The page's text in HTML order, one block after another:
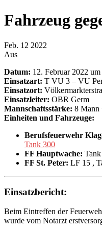
Fahrzeug
Feb. 12 2022
Aus
Datum: 12. Februar 2022
Einsatzart: T VU 3 – VU
Einsatzort:
Einsatzleiter: OBR Germ
Mannschaftsstärke: 8 Mann
Einheiten und Fahrzeuge:
Berufsfeuerwehr
Tank 300
FF Hauptwache: Tank
FF St. Peter: LF 15 ,
Einsatzbericht:
Beim Eintreffen der
wurde vom Notarzt